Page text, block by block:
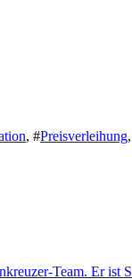
, #Preisverleihung,